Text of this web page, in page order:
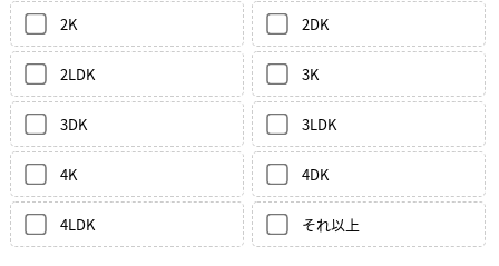
2K 2DK
2LDK 3K
3DK 3LDK
4K 4DK
4LDK それ以上